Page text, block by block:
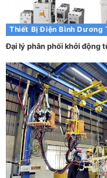
Thiết Bị Điện Bình Dương
Đại lý phân phối khởi động